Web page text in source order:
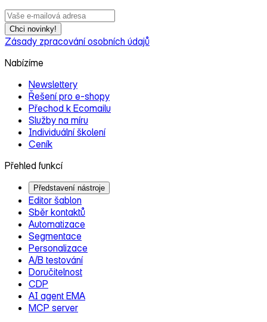
Chci novinky!
Zásady zpracování osobních údajů
Nabízíme
Newslettery
Řešení pro e‑shopy
Přechod k Ecomailu
Služby na míru
Individuální školení
Ceník
Přehled funkcí
Představení nástroje
Editor šablon
Sběr kontaktů
Automatizace
Segmentace
Personalizace
A/B testování
Doručitelnost
CDP
AI agent EMA
MCP server